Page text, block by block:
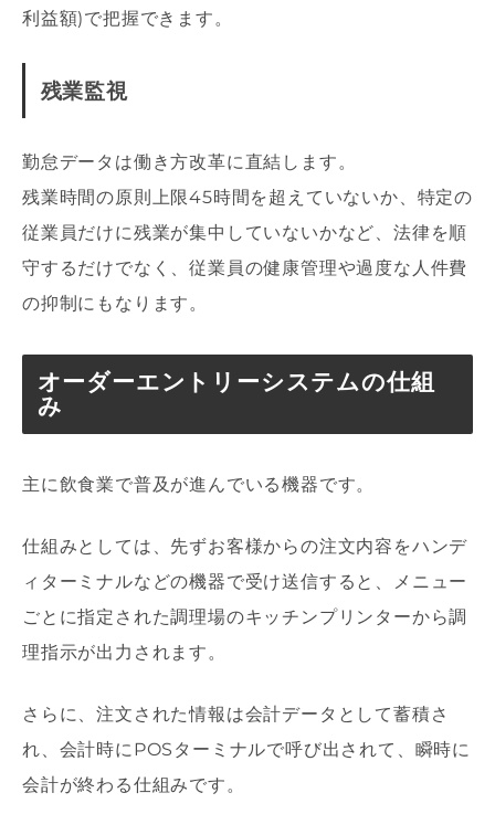
利益額)で把握できます。
残業監視
勤怠データは働き方改革に直結します。
残業時間の原則上限45時間を超えていないか、特定の
従業員だけに残業が集中していないかなど、法律を順
守するだけでなく、従業員の健康管理や過度な人件費
の抑制にもなります。
オーダーエントリーシステムの仕組
み
主に飲食業で普及が進んでいる機器です。
仕組みとしては、先ずお客様からの注文内容をハンデ
ィターミナルなどの機器で受け送信すると、メニュー
ごとに指定された調理場のキッチンプリンターから調
理指示が出力されます。
さらに、注文された情報は会計データとして蓄積さ
れ、会計時にPOSターミナルで呼び出されて、瞬時に
会計が終わる仕組みです。